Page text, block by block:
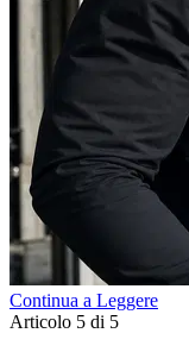
Continua a Leggere
Articolo 5 di 5